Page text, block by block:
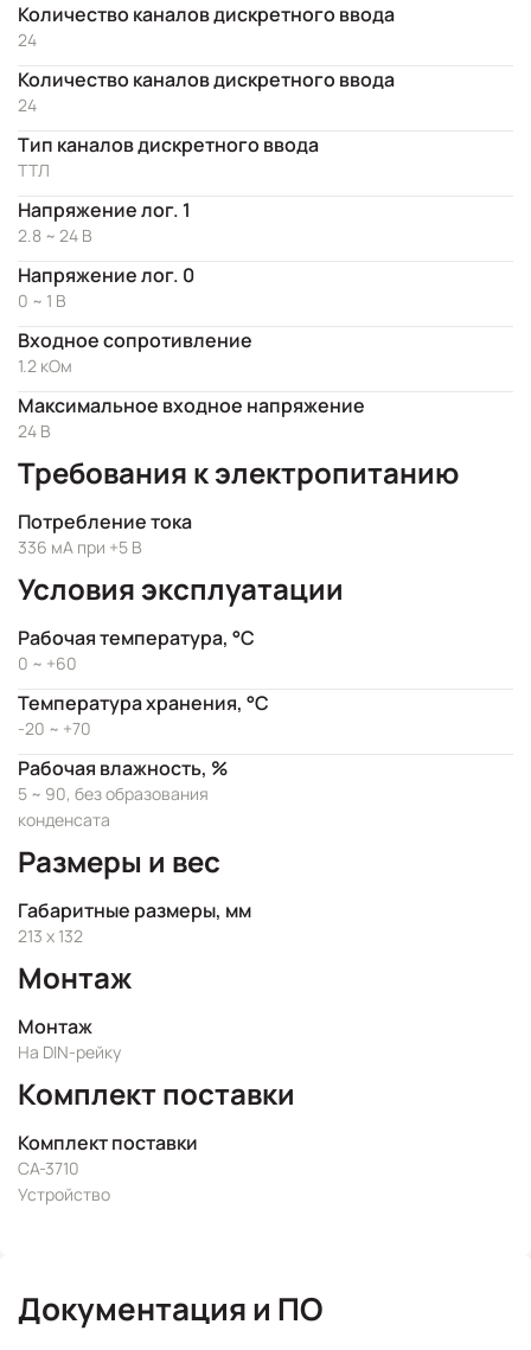
Количество каналов дискретного ввода
24
Количество каналов дискретного ввода
24
Тип каналов дискретного ввода
ТТЛ
Напряжение лог. 1
2.8 ~ 24 В
Напряжение лог. 0
0 ~ 1 В
Входное сопротивление
1.2 кОм
Максимальное входное напряжение
24 В
Требования к электропитанию
Потребление тока
336 мА при +5 В
Условия эксплуатации
Рабочая температура, °C
0 ~ +60
Температура хранения, °C
-20 ~ +70
Рабочая влажность, %
5 ~ 90, без образования
конденсата
Размеры и вес
Габаритные размеры, мм
213 x 132
Монтаж
Монтаж
На DIN-рейку
Комплект поставки
Комплект поставки
CA-3710
Устройство
Документация и ПО